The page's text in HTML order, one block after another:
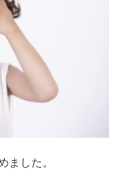
ました。